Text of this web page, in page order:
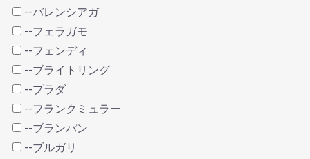
--バレンシアガ
--フェラガモ
--フェンディ
--ブライトリング
--プラダ
--フランクミュラー
--ブランパン
--ブルガリ